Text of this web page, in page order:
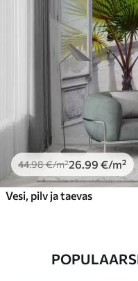
44.98€/m²26 .99 €/m²
Vesi, pilv ja taevas